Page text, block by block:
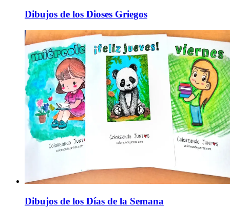
Dibujos de los Dioses Griegos
Dibujos de los Días de la Semana